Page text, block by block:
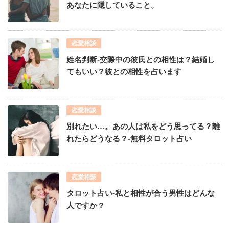
あなたに隠していること。
恋愛相談
姓名判断-交際中の彼氏との相性は？結婚し
てもいい？彼との相性を占います
恋愛相談
別れたい…。あの人は私をどう思ってる？離
れたらどうなる？-無料タロット占い
恋愛相談
タロット占い-私と相性が合う男性はどんな
人ですか？